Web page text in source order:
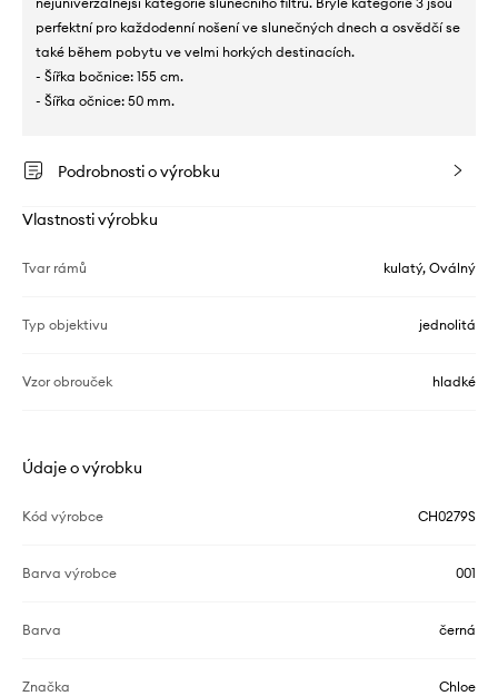
perfektní pro každodenní nošení ve slunečných dnech a osvědčí se
také během pobytu ve velmi horkých destinacích.
- Šířka bočnice: 155 cm.
- Šířka očnice: 50 mm.
Podrobnosti o výrobku
Vlastnosti výrobku
Tvar rámů kulatý, Oválný
Typ objektivu jednolitá
Vzor obrouček hladké
Údaje o výrobku
Kód výrobce CH0279S
Barva výrobce 001
Barva černá
Značka Chloe